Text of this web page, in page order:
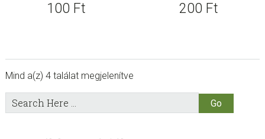
100 Ft 200 Ft
Mind a(z) 4 találat megjelenítve
sidebar
Store
Sidebar
Search
Here